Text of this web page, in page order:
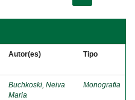
Autor(es) Tipo
Buchkoski, Neiva
Maria
Monografia